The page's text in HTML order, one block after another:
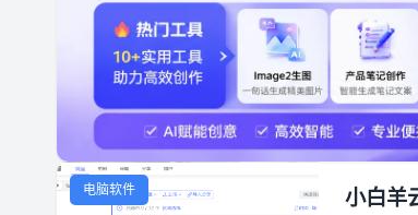
电脑软件 小白羊